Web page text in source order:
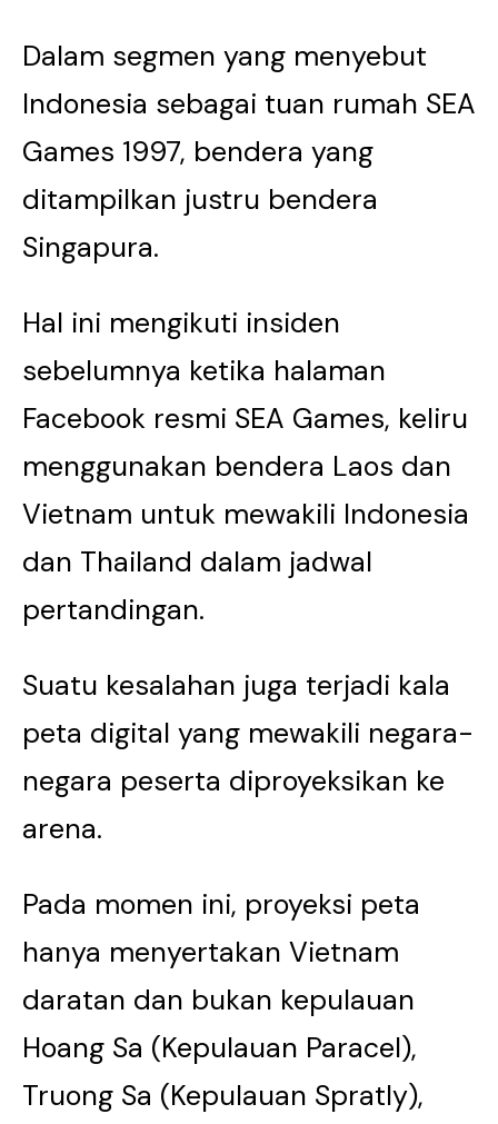
Dalam segmen yang menyebut
Indonesia sebagai tuan rumah SEA
Games 1997, bendera yang
ditampilkan justru bendera
Singapura.
Hal ini mengikuti insiden
sebelumnya ketika halaman
Facebook resmi SEA Games, keliru
menggunakan bendera Laos dan
Vietnam untuk mewakili Indonesia
dan Thailand dalam jadwal
pertandingan.
Suatu kesalahan juga terjadi kala
peta digital yang mewakili negara-
negara peserta diproyeksikan ke
arena.
Pada momen ini, proyeksi peta
hanya menyertakan Vietnam
daratan dan bukan kepulauan
Hoang Sa (Kepulauan Paracel),
Truong Sa (Kepulauan Spratly),